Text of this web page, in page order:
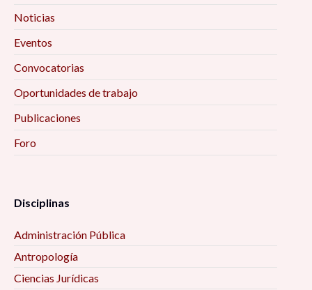
Noticias
Eventos
Convocatorias
Oportunidades de trabajo
Publicaciones
Foro
Disciplinas
Administración Pública
Antropología
Ciencias Jurídicas